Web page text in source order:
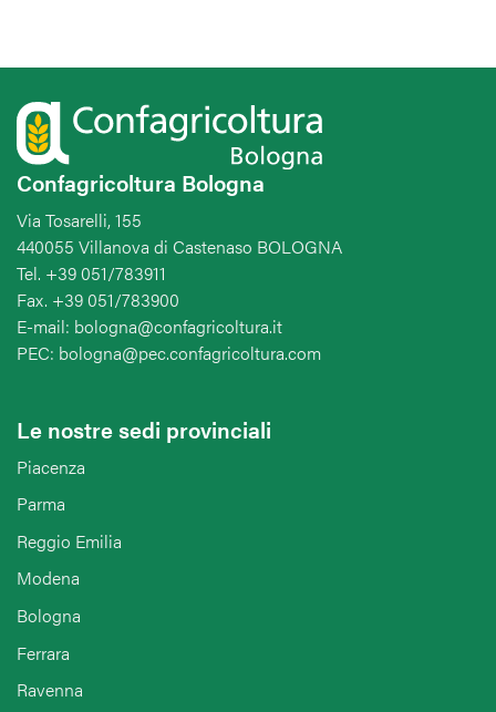
Confagricoltura Bologna
Via Tosarelli, 155
440055 Villanova di Castenaso BOLOGNA
Tel. +39 051/783911
Fax. +39 051/783900
E-mail: bologna@confagricoltura.it
PEC: bologna@pec.confagricoltura.com
Le nostre sedi provinciali
Piacenza
Parma
Reggio Emilia
Modena
Bologna
Ferrara
Ravenna